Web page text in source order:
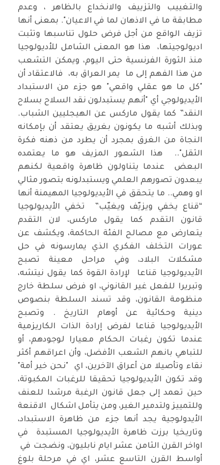
والتغييب والتزييف والانخداع بالظاهر ، وعدم
مطابقة ما في الاذهان لما في الاعيان". بمعنى أنها
تزيف الواقع من أجل فرض حلول تناسبها وتثبت
اديولوجيتها، هذا هو المعنى الشامل للأديولوجيا
منذ الثورة الفرنسية حتى اليوم، ويمكن التشعب
من هذا الفهم إلى ما يمر العراق به، فالاعتقاد أن
"كل ما هو عقلي واقعي" هو جزء من الاستبداد
الأيديولوجي أي "أنهم يستبدلون نقد السلاح بسلاح
النقد” كما يقول ماركس عن الهيجليين الشباب.
وبذلك أشبه ما يكونون بغريق يعتقد أن بإمكانه
النجاة من الغرق بمجرد أن يطرد من ذهنه فكرة
الثقل".. هذا الشعور المزيف هو ما يعتمده
البعض عندما يتناولون ظاهرة واقعية لكنهم
يبعدون تصورهم العلمي ويستبدلونه بتصور مثالي
او وهمي.. ما يتحقق في الأيديولوجيا المهيمنة أنها
“قناع يخفي ويزيّف ويغيّب” تخفي الأيديولوجيا
قانون التقدم كما يقول ماركس، لان التقدم
يتعارض مع مصالح الفئة الحاكمة، ويكشف عن
عورات التخلف الفكري الذي يمارسونه في حل
مشكلات البلاد، وفي مراحل معينة تصبح
الأيديولوجيا قناعا لإرادة القوة كما يقول نيتشه،
وتبريرا للفعل غير القانوني، او فرض سلطة خارج
منظومة القانون، وقد تسند السلطة بنصوص
دينية وحكائية عن أوهام التاريخ . وتصبح
الأيديولوجيا قناعا لفرض إرادة الذات الكاريزمية
عندما تكون رغبات الحكام معيارا لوجودهم، أو
للتباهي بانهم الشعب الأفضل، وأن اعراقهم أكثر
نقاء وتأصيلا من أعراق الآخرين، اي "نحن خير أمة"
وقد تكون الأيديولوجيا تحقيقا للرغبات المكبوتة،
حين تعمد إلى جعل قانون الرغبة مرشدا للعنف
وللتمييز ولتدمير الغير، ومن يتأمل اشكال الاقنعة
الأيدولوجية يجد أنها جزء من ظاهرة الاستبداد،
وتاريخيا برزت ظاهرة الأيديولوجيا المستبدة في
اواخر القرن الثامن عشر ايام نابليون، ونضجت في
أواسط القرن التاسع عشر، اي في مرحلة بلوغ